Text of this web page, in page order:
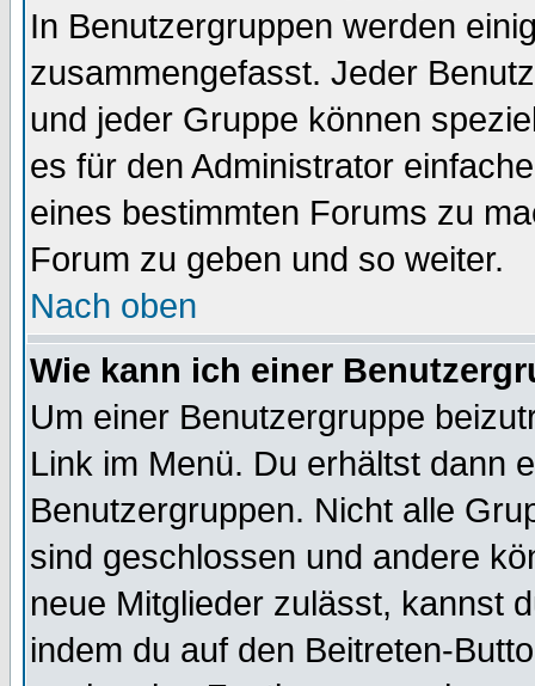
In Benutzergruppen werden
zusammengefasst. Jeder
und jeder Gruppe können
es für den Administrator
eines bestimmten Forums zu
Forum zu geben und so weiter.
Nach oben
Wie kann ich einer
Um einer Benutzergruppe
Link im Menü. Du erhältst dann
Benutzergruppen. Nicht alle
sind geschlossen und andere
neue Mitglieder zulässt, kannst
indem du auf den Beitreten-